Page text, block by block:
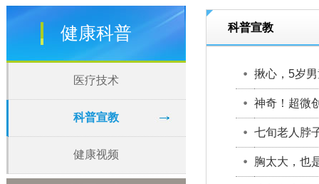
健康科普
医疗技术
科普宣教
健康视频
科普宣教
揪心，5岁
神奇！超微
七旬老人脖
胸太大，也